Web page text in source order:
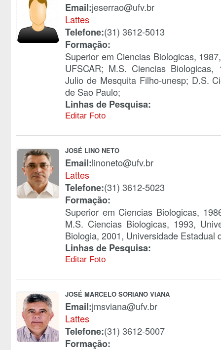
Email:jeserrao@ufv.br
Lattes
Telefone:(31) 3612-5013
Formação:
Superior em Ciencias Biologicas,
UFSCAR; M.S. Ciencias Biologicas,
Julio de Mesquita Filho-unesp; D.S.
de Sao Paulo;
Linhas de Pesquisa:
Editar Foto
JOSÉ LINO NETO
Email:linoneto@ufv.br
Lattes
Telefone:(31) 3612-5023
Formação:
Superior em Ciencias Biologicas,
M.S. Ciencias Biologicas, 1993,
Biologia, 2001, Universidade Estadual
Linhas de Pesquisa:
Editar Foto
JOSÉ MARCELO SORIANO VIANA
Email:jmsviana@ufv.br
Lattes
Telefone:(31) 3612-5007
Formação: